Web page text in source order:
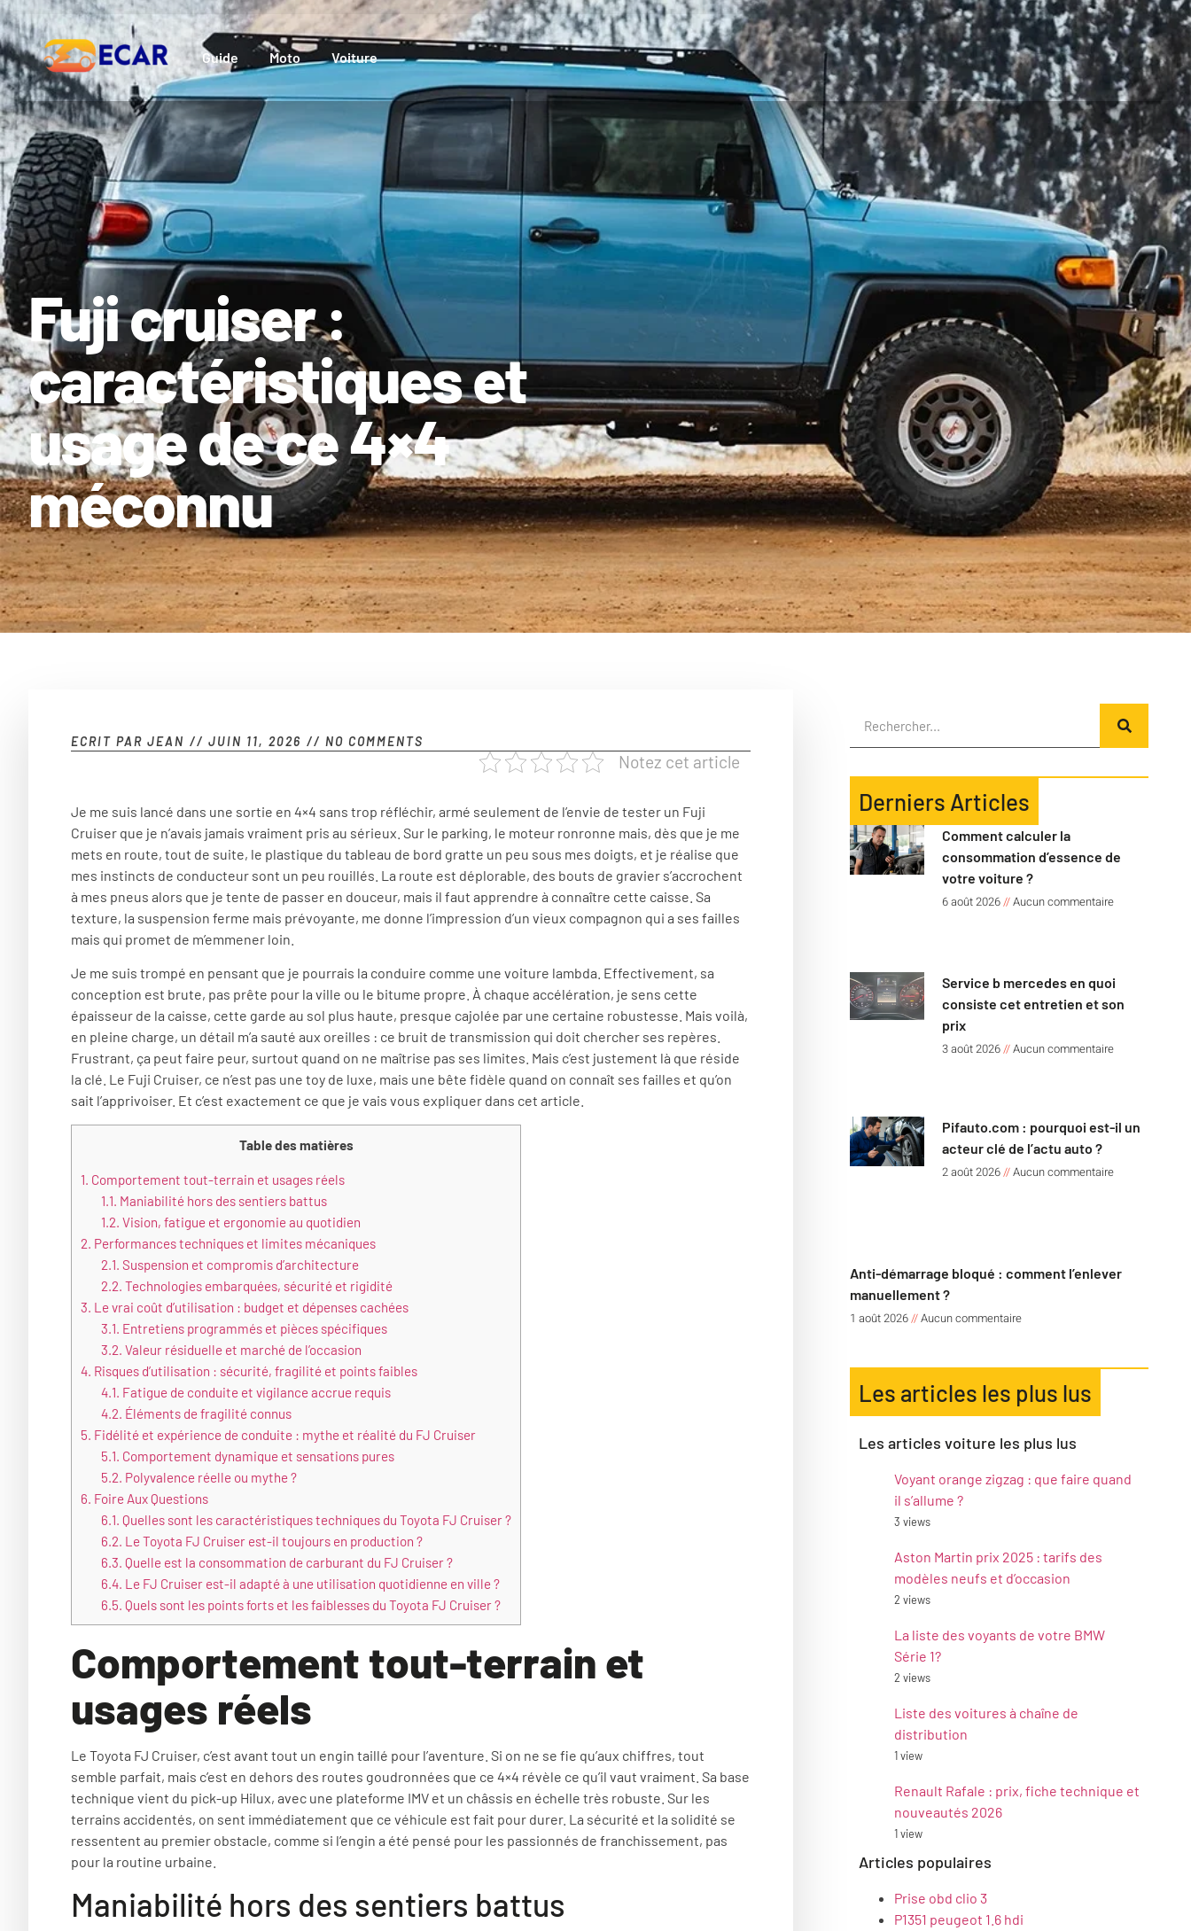
Guide Moto Voiture
Fuji cruiser :
caractéristiques et
usage de ce 4×4
méconnu
ECRIT PAR JEAN // JUIN 11, 2026 // NO COMMENTS
Notez cet article
Je me suis lancé dans une sortie en 4×4 sans trop réfléchir, armé seulement de l’envie de tester un Fuji
Cruiser que je n’avais jamais vraiment pris au sérieux. Sur le parking, le moteur ronronne mais, dès que je me
mets en route, tout de suite, le plastique du tableau de bord gratte un peu sous mes doigts, et je réalise que
mes instincts de conducteur sont un peu rouillés. La route est déplorable, des bouts de gravier s’accrochent
à mes pneus alors que je tente de passer en douceur, mais il faut apprendre à connaître cette caisse. Sa
texture, la suspension ferme mais prévoyante, me donne l’impression d’un vieux compagnon qui a ses failles
mais qui promet de m’emmener loin.
Je me suis trompé en pensant que je pourrais la conduire comme une voiture lambda. Effectivement, sa
conception est brute, pas prête pour la ville ou le bitume propre. À chaque accélération, je sens cette
épaisseur de la caisse, cette garde au sol plus haute, presque cajolée par une certaine robustesse. Mais voilà,
en pleine charge, un détail m’a sauté aux oreilles : ce bruit de transmission qui doit chercher ses repères.
Frustrant, ça peut faire peur, surtout quand on ne maîtrise pas ses limites. Mais c’est justement là que réside
la clé. Le Fuji Cruiser, ce n’est pas une toy de luxe, mais une bête fidèle quand on connaît ses failles et qu’on
sait l’apprivoiser. Et c’est exactement ce que je vais vous expliquer dans cet article.
Table des matières
1. Comportement tout-terrain et usages réels
1.1. Maniabilité hors des sentiers battus
1.2. Vision, fatigue et ergonomie au quotidien
2. Performances techniques et limites mécaniques
2.1. Suspension et compromis d’architecture
2.2. Technologies embarquées, sécurité et rigidité
3. Le vrai coût d’utilisation : budget et dépenses cachées
3.1. Entretiens programmés et pièces spécifiques
3.2. Valeur résiduelle et marché de l’occasion
4. Risques d’utilisation : sécurité, fragilité et points faibles
4.1. Fatigue de conduite et vigilance accrue requis
4.2. Éléments de fragilité connus
5. Fidélité et expérience de conduite : mythe et réalité du FJ Cruiser
5.1. Comportement dynamique et sensations pures
5.2. Polyvalence réelle ou mythe ?
6. Foire Aux Questions
6.1. Quelles sont les caractéristiques techniques du Toyota FJ Cruiser ?
6.2. Le Toyota FJ Cruiser est-il toujours en production ?
6.3. Quelle est la consommation de carburant du FJ Cruiser ?
6.4. Le FJ Cruiser est-il adapté à une utilisation quotidienne en ville ?
6.5. Quels sont les points forts et les faiblesses du Toyota FJ Cruiser ?
Comportement tout-terrain et
usages réels
Le Toyota FJ Cruiser, c’est avant tout un engin taillé pour l’aventure. Si on ne se fie qu’aux chiffres, tout
semble parfait, mais c’est en dehors des routes goudronnées que ce 4×4 révèle ce qu’il vaut vraiment. Sa base
technique vient du pick-up Hilux, avec une plateforme IMV et un châssis en échelle très robuste. Sur les
terrains accidentés, on sent immédiatement que ce véhicule est fait pour durer. La sécurité et la solidité se
ressentent au premier obstacle, comme si l’engin a été pensé pour les passionnés de franchissement, pas
pour la routine urbaine.
Maniabilité hors des sentiers battus
Derniers Articles
Comment calculer la
consommation d’essence de
votre voiture ?
6 août 2026
Aucun commentaire
Service b mercedes en quoi
consiste cet entretien et son
prix
3 août 2026
Aucun commentaire
Pifauto.com : pourquoi est-il un
acteur clé de l’actu auto ?
2 août 2026
Aucun commentaire
Anti-démarrage bloqué : comment l’enlever
manuellement ?
1 août 2026 Aucun commentaire
Les articles les plus lus
Les articles voiture les plus lus
Voyant orange zigzag : que faire quand
il s’allume ?
3 views
Aston Martin prix 2025 : tarifs des
modèles neufs et d’occasion
2 views
La liste des voyants de votre BMW
Série 1?
2 views
Liste des voitures à chaîne de
distribution
1 view
Renault Rafale : prix, fiche technique et
nouveautés 2026
1 view
Articles populaires
Prise obd clio 3
P1351 peugeot 1.6 hdi